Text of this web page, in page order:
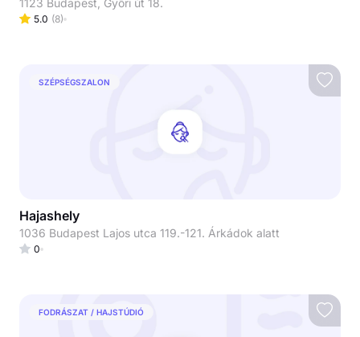
1123 Budapest, Győri út 18.
5.0 (8)
SZÉPSÉGSZALON
Hajashely
1036 Budapest Lajos utca 119.-121. Árkádok alatt
0
FODRÁSZAT / HAJSTÚDIÓ